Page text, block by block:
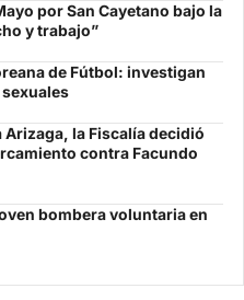
por San Cayetano bajo la
y trabajo”
de Fútbol: investigan
Arizaga, la Fiscalía decidió
contra Facundo
bombera voluntaria en